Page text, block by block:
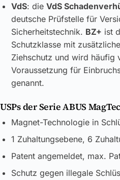
VdS: die VdS
deutsche Prüfstelle für
Sicherheitstechnik. BZ+ ist
Schutzklasse mit
Ziehschutz und wird häufig
Voraussetzung für
genannt.
USPs der Serie ABUS
Magnet-Technologie in
1 Zuhaltungsebene, 6
Patent angemeldet, max.
Schutz gegen illegale